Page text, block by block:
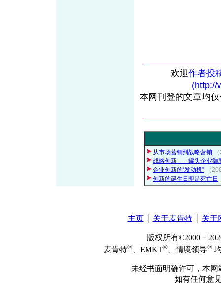
欢迎作者投
(http://
本网刊登的文章均
从市场营销到战略营销
战略创新－－罐头企业御
企业创新的“发动机”
（
创新的诞生日即是死亡日
主页│ 关于麦肯特│ 关于
版权所有©2000－
麦肯特® 、EMKT® 、情境领导®
未经书面明确许可，本
如有任何意